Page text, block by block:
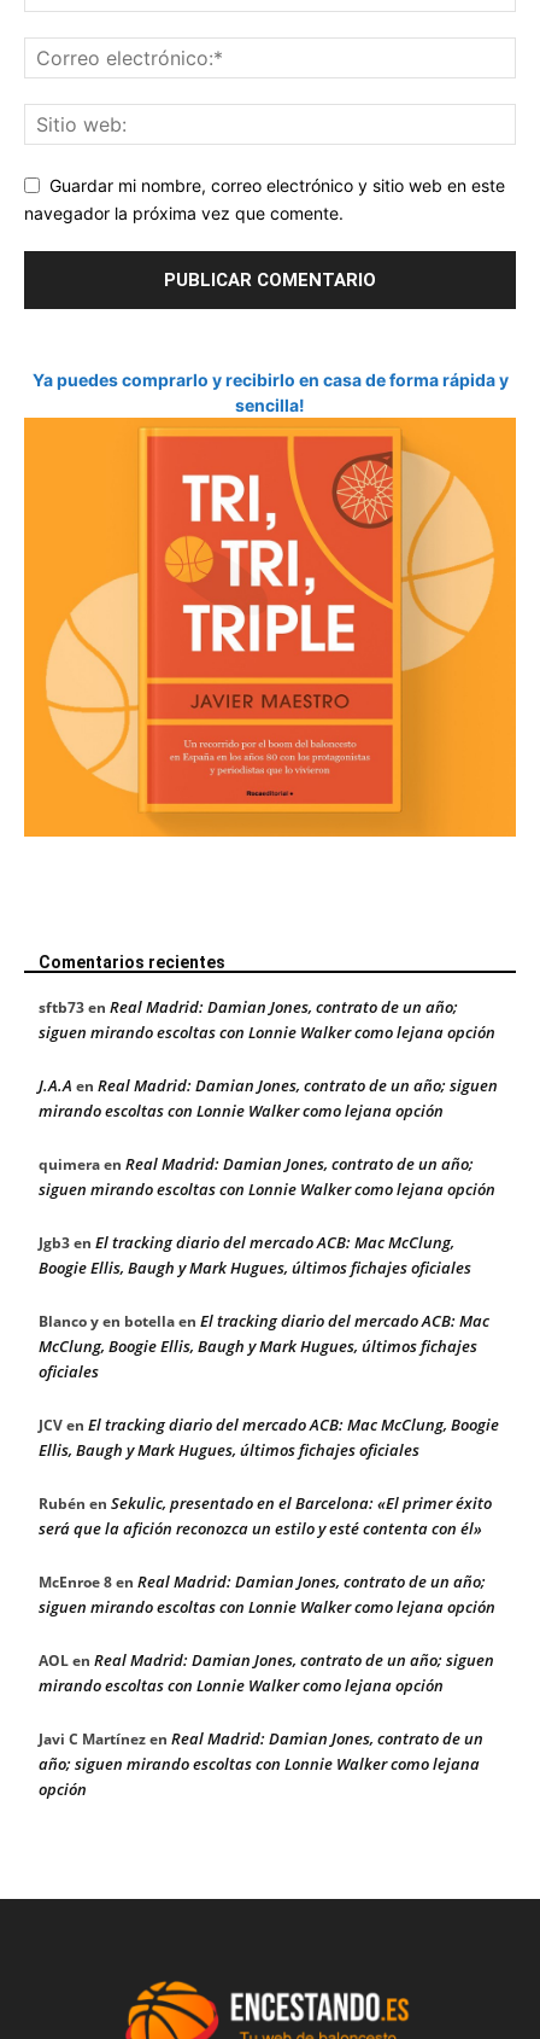
Guardar mi nombre, correo electrónico y sitio web en este
navegador la próxima vez que comente.
Ya puedes comprarlo y recibirlo en casa de forma rápida y
sencilla!
Comentarios recientes
sftb73en Real Madrid: Damian Jones, contrato de un año;
siguen mirando escoltas con Lonnie Walker como lejana opción
J.A.A en Real Madrid: Damian Jones, contrato de un año; siguen
mirando escoltas con Lonnie Walker como lejana opción
quimeraen Real Madrid: Damian Jones, contrato de un año;
siguen mirando escoltas con Lonnie Walker como lejana opción
Jgb3en El tracking diario del mercado ACB: Mac McClung,
Boogie Ellis, Baugh y Mark Hugues, últimos fichajes oficiales
Blanco y en botellaen El tracking diario del mercado ACB: Mac
McClung, Boogie Ellis, Baugh y Mark Hugues, últimos fichajes
oficiales
JCVen El tracking diario del mercado ACB: Mac McClung, Boogie
Ellis, Baugh y Mark Hugues, últimos fichajes oficiales
Rubén en Sekulic, presentado en el Barcelona: «El primer éxito
será que la afición reconozca un estilo y esté contenta con él»
McEnroe 8en Real Madrid: Damian Jones, contrato de un año;
siguen mirando escoltas con Lonnie Walker como lejana opción
AOLen Real Madrid: Damian Jones, contrato de un año; siguen
mirando escoltas con Lonnie Walker como lejana opción
Javi C Martínezen Real Madrid: Damian Jones, contrato de un
año; siguen mirando escoltas con Lonnie Walker como lejana
opción